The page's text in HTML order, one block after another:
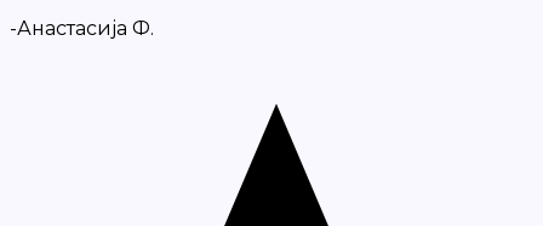
-Анастасија Ф.